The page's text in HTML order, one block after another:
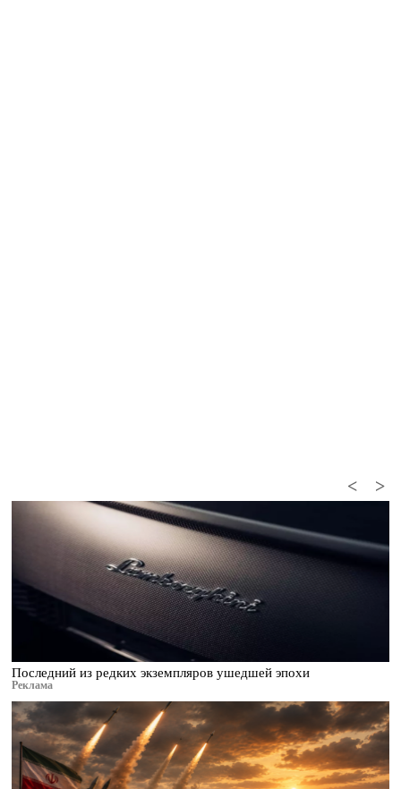
>
<
Последний из редких экземпляров ушедшей эпохи
Реклама